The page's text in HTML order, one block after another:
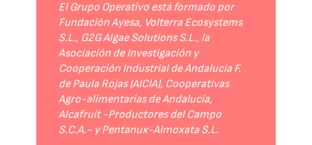
El Grupo Operativo está formado por
Fundación Ayesa, Volterra Ecosystems
S.L., G2G Algae Solutions S.L., la
Asociación de Investigación y
Cooperación Industrial de Andalucía F.
de Paula Rojas (AICIA), Cooperativas
Agro-alimentarias de Andalucía,
Alcafruit -Productores del Campo
S.C.A.- y Pentanux-Almoxata S.L.